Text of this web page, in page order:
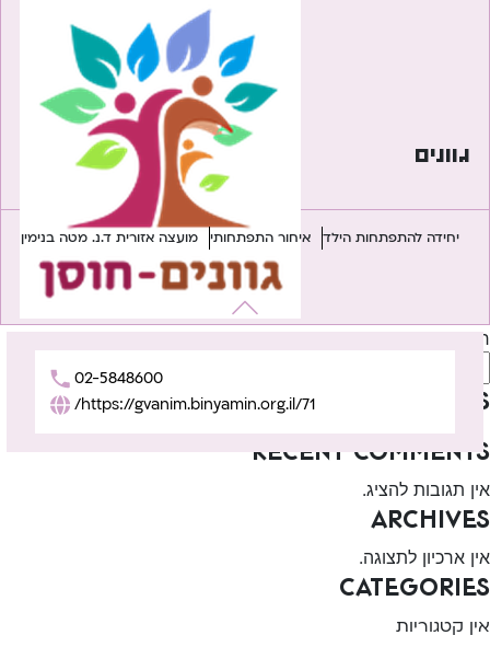
גוונים
02-5848600
https://gvanim.binyamin.org.il/71/
יחידה להתפתחות הילד איחור התפתחותי מועצה אזורית ד.נ. מטה בנימין
חיפוש
חיפוש
Recent Posts
Recent Comments
אין תגובות להציג.
Archives
אין ארכיון לתצוגה.
Categories
אין קטגוריות